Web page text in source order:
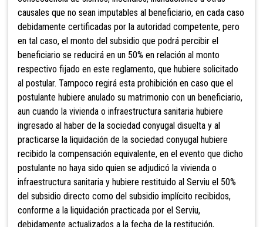
causales que no sean imputables al beneficiario, en cada caso
debidamente certificadas por la autoridad competente, pero
en tal caso, el monto del subsidio que podrá percibir el
beneficiario se reducirá en un 50% en relación al monto
respectivo fijado en este reglamento, que hubiere solicitado
al postular. Tampoco regirá esta prohibición en caso que el
postulante hubiere anulado su matrimonio con un beneficiario,
aun cuando la vivienda o infraestructura sanitaria hubiere
ingresado al haber de la sociedad conyugal disuelta y al
practicarse la liquidación de la sociedad conyugal hubiere
recibido la compensación equivalente, en el evento que dicho
postulante no haya sido quien se adjudicó la vivienda o
infraestructura sanitaria y hubiere restituido al Serviu el 50%
del subsidio directo como del subsidio implícito recibidos,
conforme a la liquidación practicada por el Serviu,
debidamente actualizados a la fecha de la restitución,